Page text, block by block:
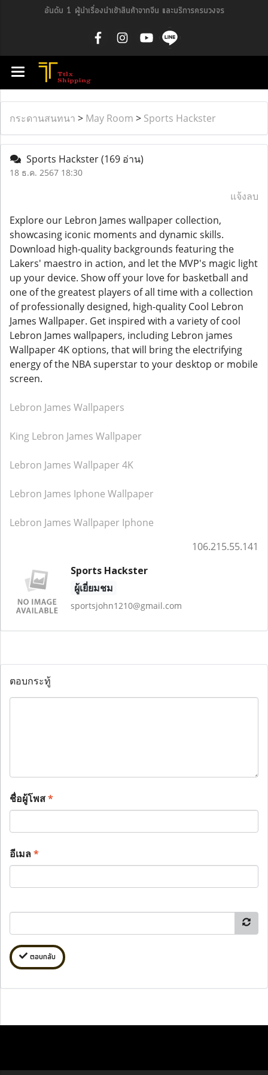
อันดับ 1 ผู้นำเรื่องนำเข้าสินค้าจากจีน และบริการครบวงจร
กระดานสนทนา > May Room > Sports Hackster
Sports Hackster(169 อ่าน)
18 ธ.ค. 2567 18:30
แจ้งลบ
Explore our Lebron James wallpaper collection,
showcasing iconic moments and dynamic skills.
Download high-quality backgrounds featuring the
Lakers' maestro in action, and let the MVP's magic light
up your device. Show off your love for basketball and
one of the greatest players of all time with a collection
of professionally designed, high-quality Cool Lebron
James Wallpaper. Get inspired with a variety of cool
Lebron James wallpapers, including Lebron james
Wallpaper 4K options, that will bring the electrifying
energy of the NBA superstar to your desktop or mobile
screen.
Lebron James Wallpapers
King Lebron James Wallpaper
Lebron James Wallpaper 4K
Lebron James Iphone Wallpaper
Lebron James Wallpaper Iphone
106.215.55.141
Sports Hackster
ผู้เยี่ยมชม
sportsjohn1210@gmail.com
ตอบกระทู้
ชื่อผู้โพส*
อีเมล*
ตอบกลับ